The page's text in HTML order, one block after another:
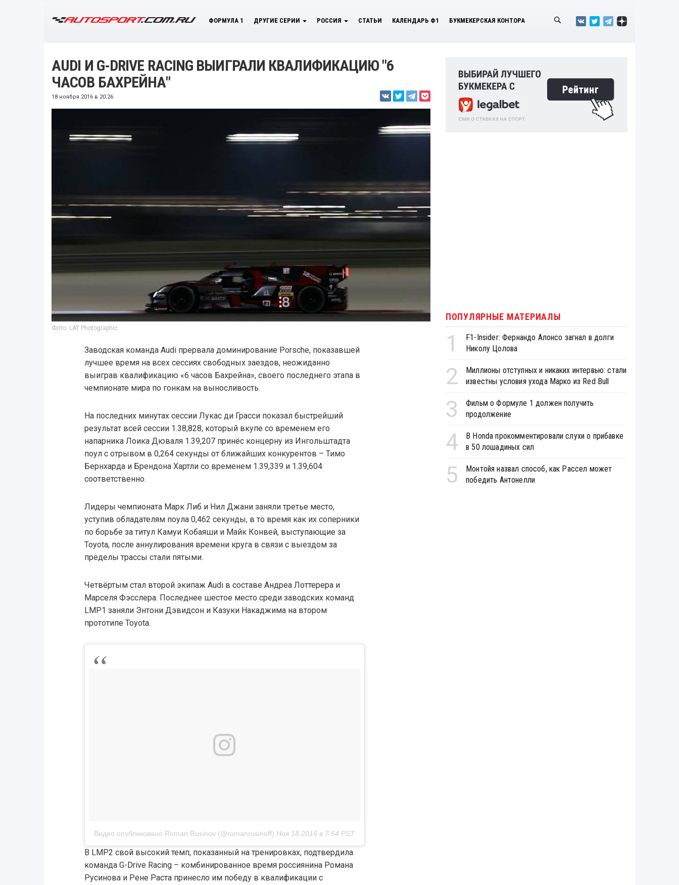
ФОРМУЛА 1 ДРУГИЕ СЕРИИ РОССИЯ СТАТЬИ КАЛЕНДАРЬ Ф1 БУКМЕКЕРСКАЯ КОНТОРА
AUDI И G-DRIVE RACING ВЫИГРАЛИ КВАЛИФИКАЦИЮ "6
ЧАСОВ БАХРЕЙНА"
18 ноября 2016 в 20:26
Фото: LAT Photographic
Заводская команда Audi прервала доминирование Porsche, показавшей
лучшее время на всех сессиях свободных заездов, неожиданно
выиграв квалификацию «6 часов Бахрейна», своего последнего этапа в
чемпионате мира по гонкам на выносливость.
На последних минутах сессии Лукас ди Грасси показал быстрейший
результат всей сессии 1.38,828, который вкупе со временем его
напарника Лоика Дюваля 1.39,207 принёс концерну из Ингольштадта
поул с отрывом в 0,264 секунды от ближайших конкурентов – Тимо
Бернхарда и Брендона Хартли со временем 1.39,339 и 1.39,604
соответственно.
Лидеры чемпионата Марк Либ и Нил Джани заняли третье место,
уступив обладателям поула 0,462 секунды, в то время как их соперники
по борьбе за титул Камуи Кобаяши и Майк Конвей, выступающие за
Toyota, после аннулирования времени круга в связи с выездом за
пределы трассы стали пятыми.
Четвёртым стал второй экипаж Audi в составе Андреа Лоттерера и
Марселя Фэсслера. Последнее шестое место среди заводских команд
LMP1 заняли Энтони Дэвидсон и Казуки Накаджима на втором
прототипе Toyota.
Видео опубликовано Roman Rusinov (@romanrusinoff) Ноя 18 2016 в 7:54 PST
В LMP2 свой высокий темп, показанный на тренировках, подтвердила
команда G-Drive Racing – комбинированное время россиянина Романа
Русинова и Рене Раста принесло им победу в квалификации с
ПОПУЛЯРНЫЕ МАТЕРИАЛЫ
1
F1-Insider: Фернандо Алонсо загнал в долги
Николу Цолова
2
Миллионы отступных и никаких интервью: стали
известны условия ухода Марко из Red Bull
3
Фильм о Формуле 1 должен получить
продолжение
4
В Honda прокомментировали слухи о прибавке
в 50 лошадиных сил
5
Монтойя назвал способ, как Рассел может
победить Антонелли